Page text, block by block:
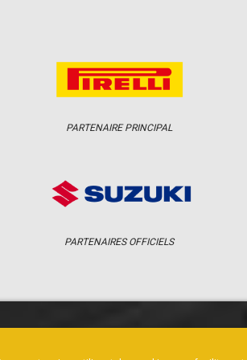
PARTENAIRE PRINCIPAL
PARTENAIRES OFFICIELS